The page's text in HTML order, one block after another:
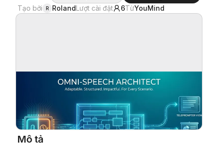
Blog
Tạo bởi
R RolandLượt cài đặt 6TừYouMind
Mô tả